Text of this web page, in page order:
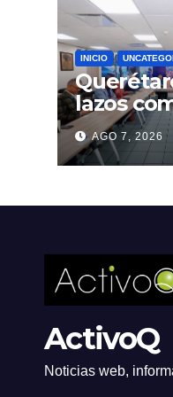
INICIO
lazos
con India
AGO 7, 2026
ActivoQ
Noticias web,